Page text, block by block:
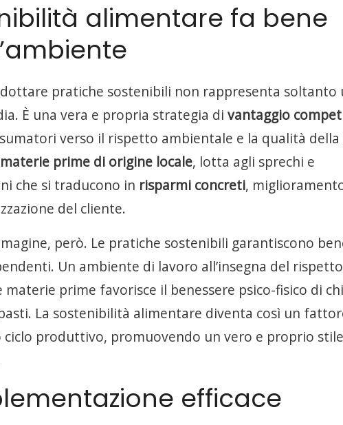
alimentare fa bene
pratiche sostenibili non rappresenta soltanto
È una vera e propria strategia di vantaggio
verso il rispetto ambientale e la qualità della
materie prime di origine locale, lotta agli sprechi e
che si traducono in risparmi concreti,
del cliente.
però. Le pratiche sostenibili garantiscono
Un ambiente di lavoro all’insegna del rispetto
prime favorisce il benessere psico-fisico di
La sostenibilità alimentare diventa così un
ciclo produttivo, promuovendo un vero e proprio
efficace